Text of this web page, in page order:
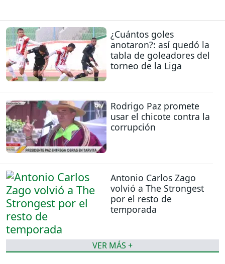
¿Cuántos goles
anotaron?: así quedó la
tabla de goleadores del
torneo de la Liga
Rodrigo Paz promete
usar el chicote contra la
corrupción
Antonio Carlos Zago
volvió a The Strongest
por el resto de
temporada
VER MÁS +